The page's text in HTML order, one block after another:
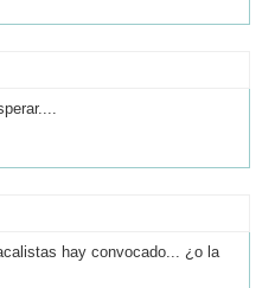
hay convocado... ¿o la